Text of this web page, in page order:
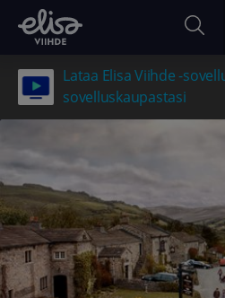
Lataa Elisa Viihde -
sovelluskaupastasi